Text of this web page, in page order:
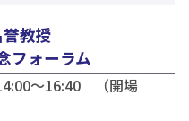
教授
フォーラム
～16:40 （開場